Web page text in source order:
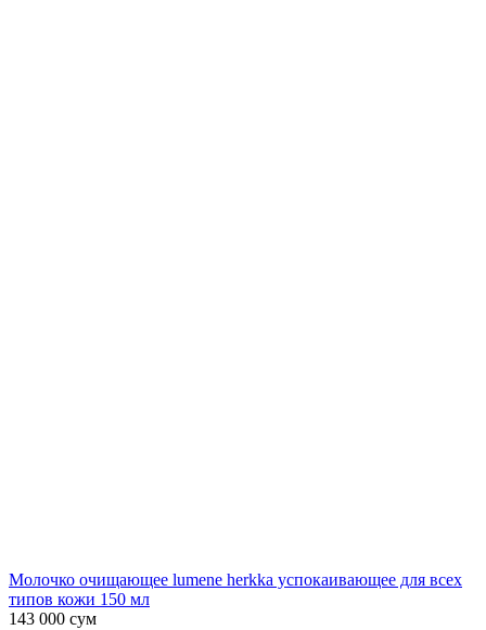
Молочко очищающее lumene herkka успокаивающее для всех
типов кожи 150 мл
143 000 сум